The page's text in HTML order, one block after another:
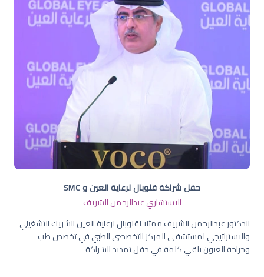
حفل شراكة قلوبال لرعاية العين و SMC
الاستشاري عبدالرحمن الشريف
الدكتور عبدالرحمن الشريف ممثلا لقلوبال لرعاية العين الشريك التشغيلي
والاستراتيجي لمستشفى المركز التخصصي الطبي في تخصص طب
وجراحة العيون يلقي كلمة في حفل تمديد الشراكة